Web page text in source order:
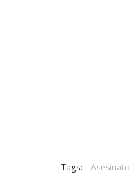
Tags: Asesinato